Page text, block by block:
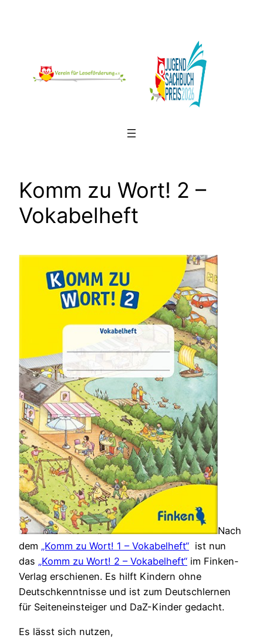
Komm zu Wort! 2 –
Vokabelheft
Nach
dem „Komm zu Wort! 1 – Vokabelheft“ ist nun
das „Komm zu Wort! 2 – Vokabelheft“ im Finken-
Verlag erschienen. Es hilft Kindern ohne
Deutschkenntnisse und ist zum Deutschlernen
für Seiteneinsteiger und DaZ-Kinder gedacht.
Es lässt sich nutzen,